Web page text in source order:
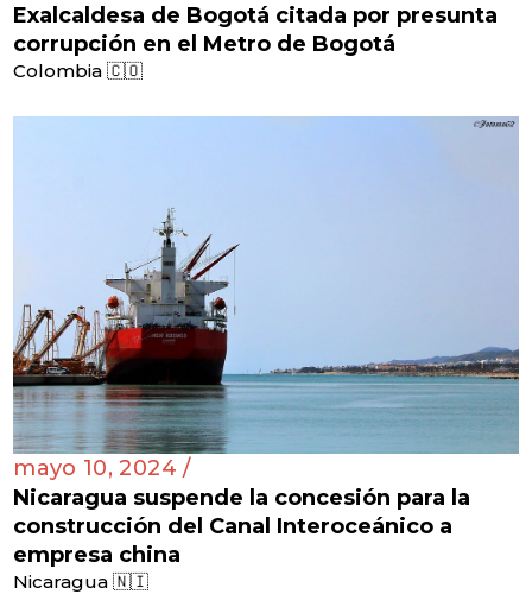
Exalcaldesa de Bogotá citada por presunta
corrupción en el Metro de Bogotá
Colombia 🇨🇴
mayo 10, 2024 /
Nicaragua suspende la concesión para la
construcción del Canal Interoceánico a
empresa china
Nicaragua 🇳🇮